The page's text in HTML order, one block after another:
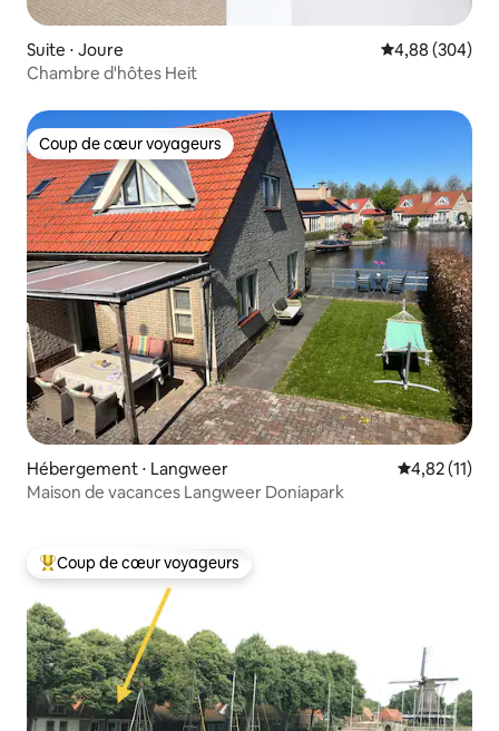
Suite ⋅ Joure Évaluation
4,88 (304)
Chambre d'hôtes Heit
Coup de cœur voyageurs
Coup de cœur voyageurs
Hébergement ⋅ Langweer Évaluation
4,82 (11)
Maison de vacances Langweer Doniapark
Coups de cœur voyageurs les plus appréciés
Coup de cœur voyageurs